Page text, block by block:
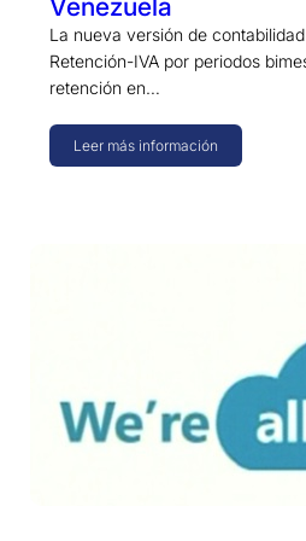
Venezuela
La nueva versión de
Retención-IVA por periodos
retención en…
Leer más información